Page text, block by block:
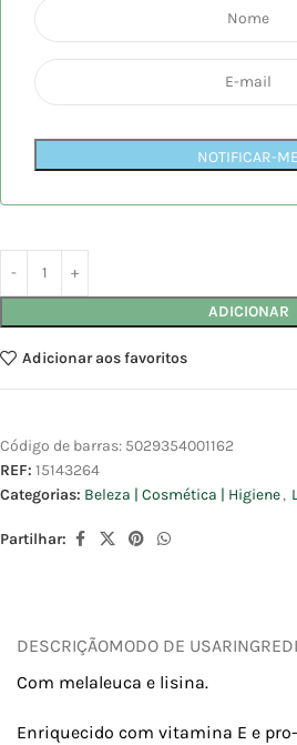
NOTIFICAR-ME
ADICIONAR
Adicionar aos favoritos
Código de barras: 5029354001162
REF: 15143264
Categorias: Beleza | Cosmética | Higiene,
Partilhar:
DESCRIÇÃOMODO DE USAR
Com melaleuca e lisina.
Enriquecido com vitamina E e